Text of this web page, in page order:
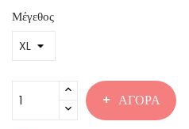
Μέγεθος
ΑΓΟΡΆ